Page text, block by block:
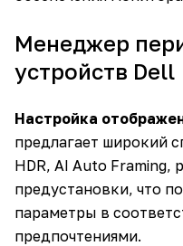
Менеджер
устройств Dell
Настройка
предлагает широкий
HDR, AI Auto Framing,
предустановки, что
параметры в
предпочтениями.